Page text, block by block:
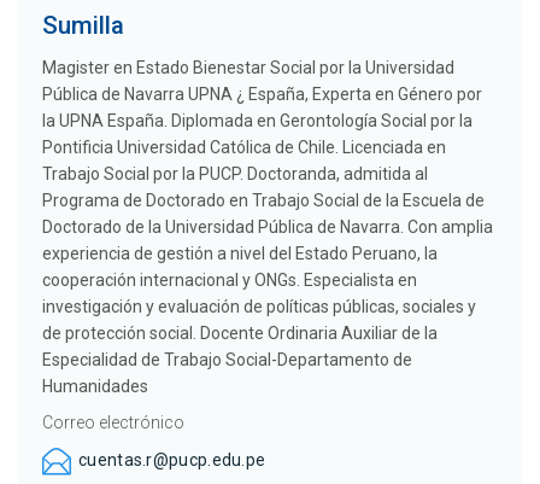
Sumilla
Magister en Estado Bienestar Social por la Universidad
Pública de Navarra UPNA ¿ España, Experta en Género por
la UPNA España. Diplomada en Gerontología Social por la
Pontificia Universidad Católica de Chile. Licenciada en
Trabajo Social por la PUCP. Doctoranda, admitida al
Programa de Doctorado en Trabajo Social de la Escuela de
Doctorado de la Universidad Pública de Navarra. Con amplia
experiencia de gestión a nivel del Estado Peruano, la
cooperación internacional y ONGs. Especialista en
investigación y evaluación de políticas públicas, sociales y
de protección social. Docente Ordinaria Auxiliar de la
Especialidad de Trabajo Social-Departamento de
Humanidades
Correo electrónico
cuentas.r@pucp.edu.pe